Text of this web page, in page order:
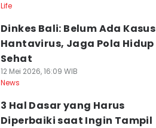
Life
Dinkes Bali: Belum Ada Kasus
Hantavirus, Jaga Pola Hidup
Sehat
12 Mei 2026, 16:09 WIB
News
3 Hal Dasar yang Harus
Diperbaiki saat Ingin Tampil